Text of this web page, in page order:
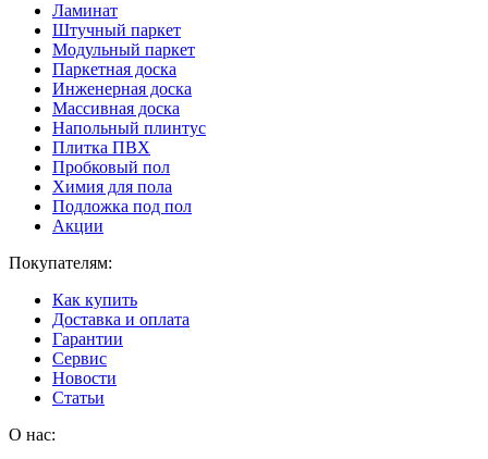
Ламинат
Штучный паркет
Модульный паркет
Паркетная доска
Инженерная доска
Массивная доска
Напольный плинтус
Плитка ПВХ
Пробковый пол
Химия для пола
Подложка под пол
Акции
Покупателям:
Как купить
Доставка и оплата
Гарантии
Сервис
Новости
Статьи
О нас: